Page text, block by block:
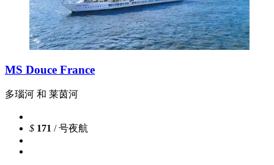
MS Douce France
多瑙河 和 莱茵河
$ 171 / 号夜航